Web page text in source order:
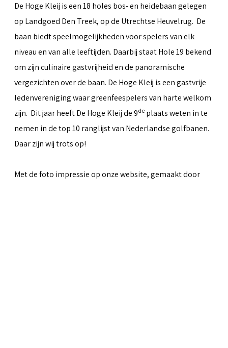
De Hoge Kleij is een 18 holes bos- en heidebaan gelegen
op Landgoed Den Treek, op de Utrechtse Heuvelrug. De
baan biedt speelmogelijkheden voor spelers van elk
niveau en van alle leeftijden. Daarbij staat Hole 19 bekend
om zijn culinaire gastvrijheid en de panoramische
vergezichten over de baan. De Hoge Kleij is een gastvrije
ledenvereniging waar greenfeespelers van harte welkom
zijn. Dit jaar heeft De Hoge Kleij de 9de plaats weten in te
nemen in de top 10 ranglijst van Nederlandse golfbanen.
Daar zijn wij trots op!
Met de foto impressie op onze website, gemaakt door